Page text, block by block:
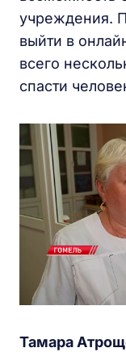
учреждения.
выйти в
всего
спасти
Тамара